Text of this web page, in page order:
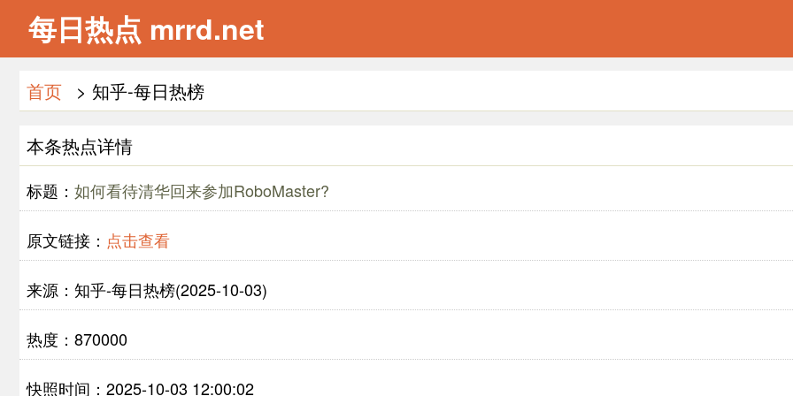
每日热点 mrrd.net
首页 > 知乎-每日热榜
本条热点详情
标题： 如何看待清华回来参加RoboMaster?
原文链接： 点击查看
来源：知乎-每日热榜(2025-10-03)
热度：870000
快照时间：2025-10-03 12:00:02